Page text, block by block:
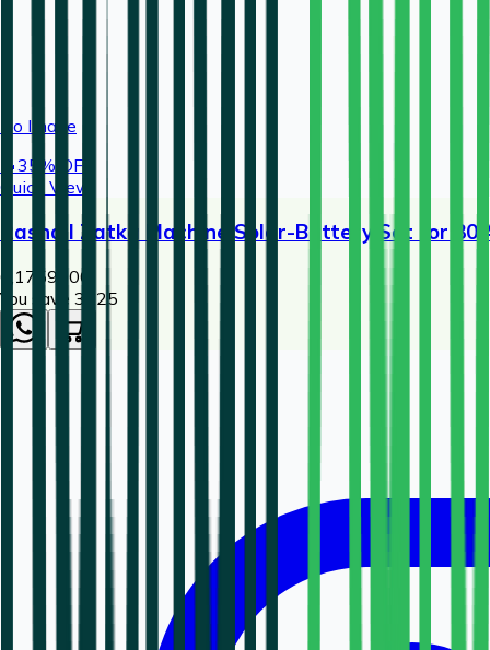
No Image
🔥35 % OFF
Quick View
Rashail Zatka Machine Solar-Battery Set for
6,1759500
You save ₹ 3325